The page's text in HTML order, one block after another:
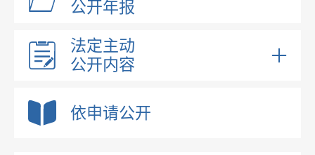
公开年报
法定主动
公开内容
依申请公开